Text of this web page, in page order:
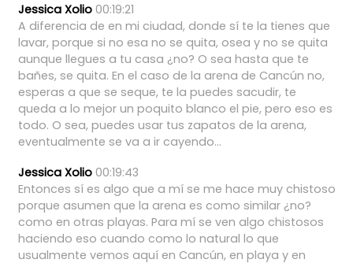
Jessica Xolio 00:19:21
A diferencia de en mi ciudad, donde sí te la tienes que
lavar, porque si no esa no se quita, osea y no se quita
aunque llegues a tu casa ¿no? O sea hasta que te
bañes, se quita. En el caso de la arena de Cancún no,
esperas a que se seque, te la puedes sacudir, te
queda a lo mejor un poquito blanco el pie, pero eso es
todo. O sea, puedes usar tus zapatos de la arena,
eventualmente se va a ir cayendo...
Jessica Xolio 00:19:43
Entonces sí es algo que a mí se me hace muy chistoso
porque asumen que la arena es como similar ¿no?
como en otras playas. Para mí se ven algo chistosos
haciendo eso cuando como lo natural lo que
usualmente vemos aquí en Cancún, en playa y en